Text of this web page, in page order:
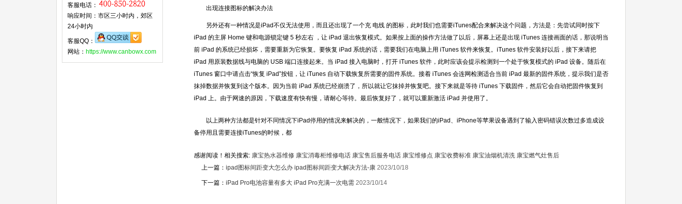
客服电话：
响应时间：市区三小时内，郊区
24小时内
客服QQ：
网站： https://www.canbowx.com
出现连接图标的解决办法
另外还有一种情况是iPad不仅无法使用，而且还出现了一个充 电线 的图标，此时我们也需要iTunes配合来解决这个问题，方法是：先尝试同时按下
iPad 的主屏 Home 键和电源锁定键 5 秒左右 ，让 iPad 退出恢复模式。如果按上面的操作方法做了以后，屏幕上还是出现 iTunes 连接画面的话，那说明当
前 iPad 的系统已经损坏，需要重新为它恢复。要恢复 iPad 系统的话，需要我们在电脑上用 iTunes 软件来恢复。iTunes 软件安装好以后，接下来请把
iPad 用原装数据线与电脑的 USB 端口连接起来。当 iPad 接入电脑时，打开 iTunes 软件，此时应该会提示检测到一个处于恢复模式的 iPad 设备。随后在
iTunes 窗口中请点击“恢复 iPad”按钮，让 iTunes 自动下载恢复所需要的固件系统。接着 iTunes 会连网检测适合当前 iPad 最新的固件系统，提示我们是否
抹掉数据并恢复到这个版本。因为当前 iPad 系统已经崩溃了，所以就让它抹掉并恢复吧。接下来就是等待 iTunes 下载固件，然后它会自动把固件恢复到
iPad 上。由于网速的原因，下载速度有快有慢，请耐心等待。最后恢复好了，就可以重新激活 iPad 并使用了。
以上两种方法都是针对不同情况下iPad停用的情况来解决的，一般情况下，如果我们的iPad、iPhone等苹果设备遇到了输入密码错误次数过多造成设
备停用且需要连接iTunes的时候，都
感谢阅读！相关搜索: 康宝热水器维修 康宝消毒柜维修电话 康宝售后服务电话 康宝维修点 康宝收费标准 康宝油烟机清洗 康宝燃气灶售后
上一篇： ipad图标间距变大怎么办 ipad图标间距变大解决方法-康 2023/10/18
下一篇： iPad Pro电池容量有多大 iPad Pro充满一次电需 2023/10/14